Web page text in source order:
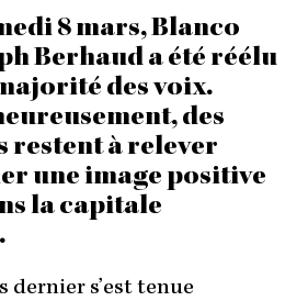
8 mars, Blanco
Berhaud a été réélu
des voix.
des
restent à relever
une image positive
la capitale
dernier s’est tenue